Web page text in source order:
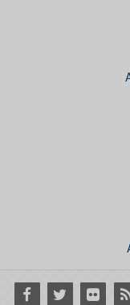
Facebook
Twitter Flickr